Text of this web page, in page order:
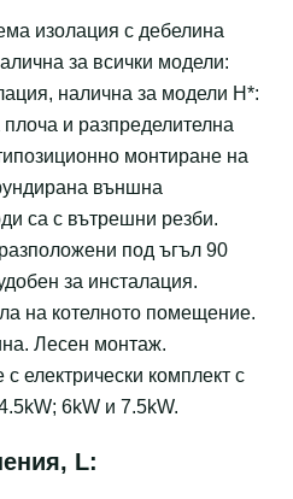
изолация с дебелина
за всички модели:
налична за модели Н*:
и разпределителна
монтиране на
външна
са с вътрешни резби.
под ъгъл 90
за инсталация.
на котелното помещение.
Лесен монтаж.
електрически комплект с
6kW и 7.5kW.
L: